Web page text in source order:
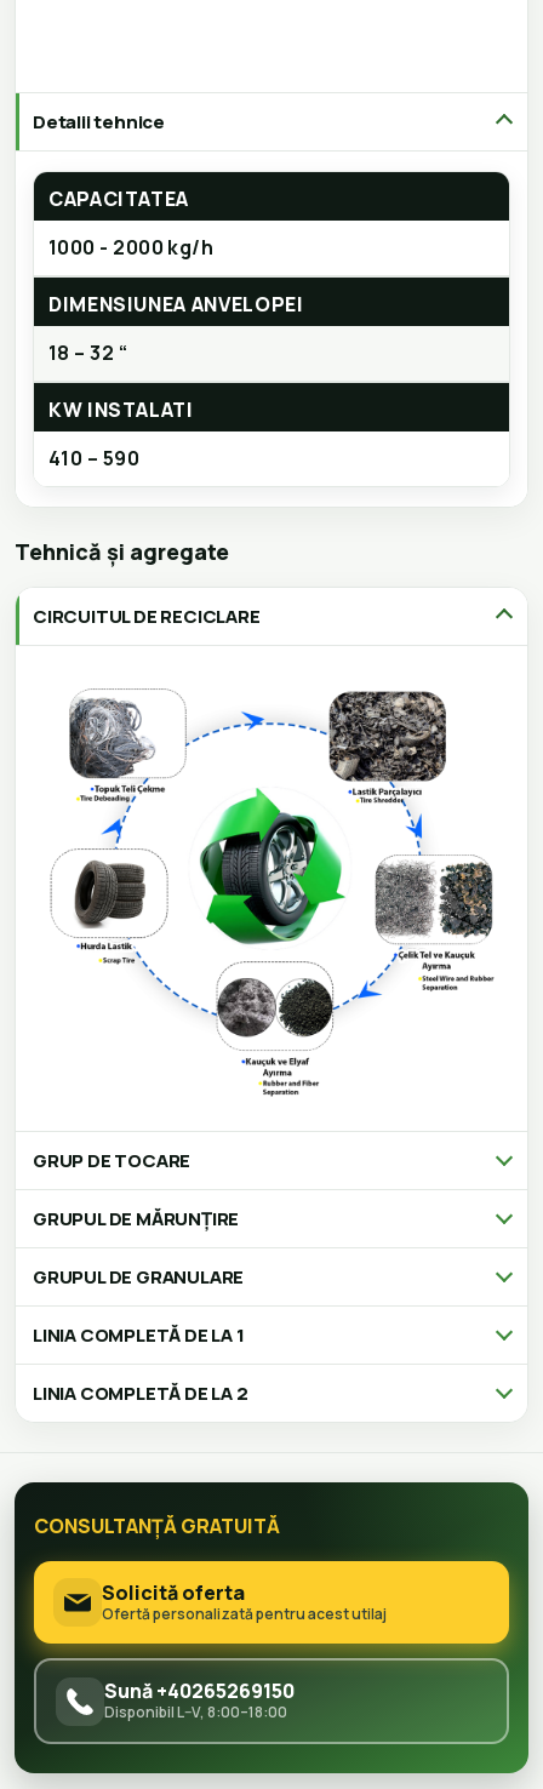
Detalii tehnice
CAPACITATEA
1000 - 2000 kg/h
DIMENSIUNEA ANVELOPEI
18 – 32 “
KW INSTALATI
410 – 590
Tehnică și agregate
CIRCUITUL DE RECICLARE
GRUP DE TOCARE
GRUPUL DE MĂRUNȚIRE
GRUPUL DE GRANULARE
LINIA COMPLETĂ DE LA 1
LINIA COMPLETĂ DE LA 2
CONSULTANȚĂ GRATUITĂ
Solicită oferta
Ofertă personalizată pentru acest utilaj
Sună +40265269150
Disponibil L–V, 8:00–18:00